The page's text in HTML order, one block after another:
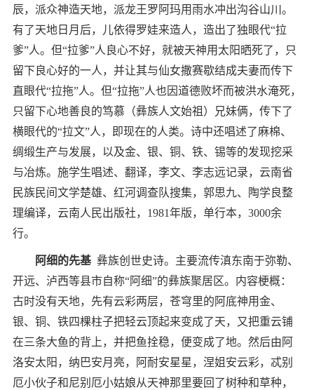
辰，派众神造天地，派龙王罗阿玛用雨水冲出沟谷山川。
有了天地日月后，儿依得罗娃来造人，造出了独眼代“拉
爹”人。但“拉爹”人良心不好，就被天神用太阳晒死了，只
留下良心好的一人，并让其与仙女撒赛歇结成夫妻而传下
直眼代“拉拖”人。但“拉拖”人也因道德败坏而被洪水淹死，
只留下心地善良的笃慕（彝族人文始祖）兄妹俩，传下了
横眼代的“拉文”人，即现在的人类。诗中还唱述了麻棉、
绸缎生产与发展，以及金、银、铜、铁、锡等的发现挖采
与冶炼。施学生唱述、翻译，李文、李志远记录，云南省
民族民间文学楚雄、红河调查队搜集，郭思九、陶学良整
理编译，云南人民出版社， 1981年版，单行本， 3000余
行。
阿细的先基 彝族创世史诗。主要流传滇东南于弥勒、
开远、泸西等县市自称“阿细”的彝族聚居区。内容梗概：
古时没有天地，先有云彩两层，苍穹里的阿底神用金、
银、铜、铁四棵柱子把轻云顶起来变成了天，又把重云铺
在三条大鱼的背上，并把鱼拴稳，便变成了地。然后由阿
洛安太阳，纳巴安月亮，阿耐安星星，涅姐安云彩，忒别
厄小伙子和尼别厄小姑娘从天神那里要回了树种和草种，